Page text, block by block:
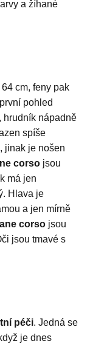
a žíhané
cm, feny pak
pohled
hrudník nápadně
spíše
jinak je nošen
corso jsou
má jen
Hlava je
a jen mírně
corso jsou
jsou tmavé s
péči. Jedná se
je dnes